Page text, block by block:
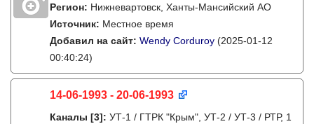
Регион: Нижневартовск, Ханты-Мансийский АО
Источник: Местное время
Добавил на сайт: Wendy Corduroy (2025-01-12
00:40:24)
14-06-1993 - 20-06-1993
Каналы [3]: УТ-1 / ГТРК "Крым", УТ-2 / УТ-3 / РТР, 1